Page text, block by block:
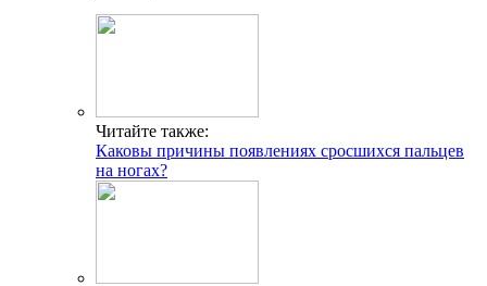
Читайте также:
Каковы причины появлениях сросшихся пальцев
на ногах?